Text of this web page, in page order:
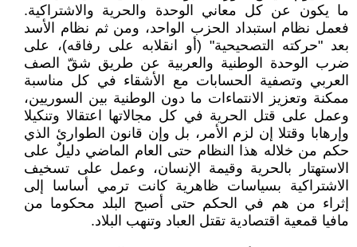
ما يكون عن كل معاني الوحدة والحرية والاشتراكية.
فعمل نظام استبداد الحزب الواحد، ومن ثم نظام الأسد
بعد "حركته التصحيحية" (أو انقلابه على رفاقه)، على
ضرب الوحدة الوطنية والعربية عن طريق شقّ الصف
العربي وتصفية الحسابات مع الأشقاء في كل مناسبة
ممكنة وتعزيز الانتماءات ما دون الوطنية بين السوريين،
وعمل على قتل الحرية في كل مجالاتها اعتقالا وتنكيلا
وإرهابا وقتلا إن لزم الأمر، بل وإن قانون الطوارئ الذي
حكم من خلاله هذا النظام حتى العام الماضي دليلٌ على
الاستهتار بالحرية وقيمة الإنسان، وعمل على تسخيف
الاشتراكية بسياسات ظاهرية كانت ترمي أساسا إلى
إثراء من هم في الحكم حتى أصبح البلد محكوما من
مافيا قمعية اقتصادية تقتل العباد وتنهب البلاد.